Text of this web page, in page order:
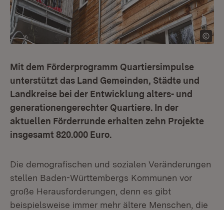
Mit dem Förderprogramm Quartiersimpulse
unterstützt das Land Gemeinden, Städte und
Landkreise bei der Entwicklung alters- und
generationengerechter Quartiere. In der
aktuellen Förderrunde erhalten zehn Projekte
insgesamt 820.000 Euro.
Die demografischen und sozialen Veränderungen
stellen Baden-Württembergs Kommunen vor
große Herausforderungen, denn es gibt
beispielsweise immer mehr ältere Menschen, die